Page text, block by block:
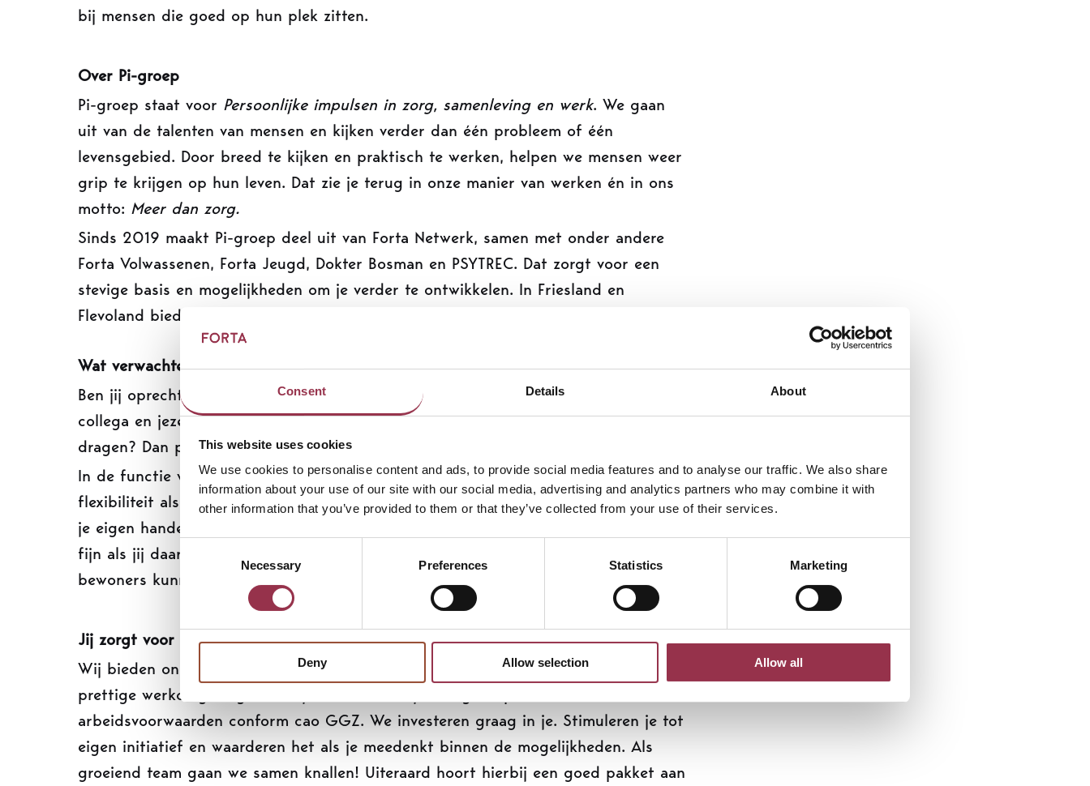
Consent Details About
This website uses cookies
We use cookies to personalise content and ads, to provide social media features and to analyse our traffic. We also share
information about your use of our site with our social media, advertising and analytics partners who may combine it with
other information that you’ve provided to them or that they’ve collected from your use of their services.
Necessary Preferences Statistics Marketing
Deny Allow selection Allow all
bij mensen die goed op hun plek zitten.
Over Pi-groep
Pi-groep staat voor Persoonlijke impulsen in zorg, samenleving en werk. We gaan
uit van de talenten van mensen en kijken verder dan één probleem of één
levensgebied. Door breed te kijken en praktisch te werken, helpen we mensen weer
grip te krijgen op hun leven. Dat zie je terug in onze manier van werken én in ons
motto: Meer dan zorg.
Sinds 2019 maakt Pi-groep deel uit van Forta Netwerk, samen met onder andere
Forta Volwassenen, Forta Jeugd, Dokter Bosman en PSYTREC. Dat zorgt voor een
stevige basis en mogelijkheden om je verder te ontwikkelen. In Friesland en
Flevoland bieden we begeleid/beschermd wonen op locatie en ambulante zorg.
Wat verwachten wij van jou?
Ben jij oprecht nieuwsgierig naar de ander, toon jij compassie naar je cliënt,
collega en jezelf en weet je daar jouw authenticiteit en zorgvuldigheid in uit te
dragen? Dan pas jij bij de Pi-groep.
In de functie van groepsbegeleider heb je een open en proactieve houding, je ziet
flexibiliteit als uitdaging in de breedste zin van het woord, en kunt reflecteren op
je eigen handelen. Omdat we een nieuwe locatie met elkaar gaan opbouwen is het
fijn als jij daar denkt een actieve bijdrage in te kunnen leveren. Met elkaar en de
bewoners kunnen we deze uitdaging aan!
Jij zorgt voor onze bewoners, wij zorgen voor jou.
Wij bieden onze collega’s gevarieerd en zinvol werk in een professionele en
prettige werkomgeving. Daarbij hoort natuurlijk een goed pakket aan
arbeidsvoorwaarden conform cao GGZ. We investeren graag in je. Stimuleren je tot
eigen initiatief en waarderen het als je meedenkt binnen de mogelijkheden. Als
groeiend team gaan we samen knallen! Uiteraard hoort hierbij een goed pakket aan